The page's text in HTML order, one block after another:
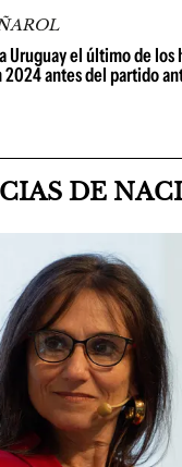
Uruguay el último de los
antes del partido
DE